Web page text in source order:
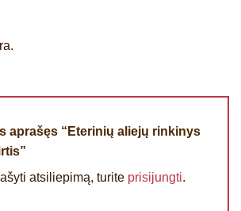
aprašęs “Eterinių aliejų rinkinys
atsiliepimą, turite prisijungti.